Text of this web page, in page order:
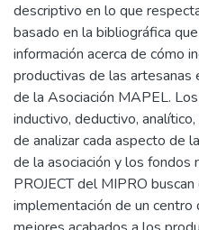
descriptivo en lo que
basado en la bibliográfica
información acerca de cómo
productivas de las artesanas
de la Asociación MAPEL.
inductivo, deductivo,
de analizar cada aspecto de
de la asociación y los
PROJECT del MIPRO
implementación de un